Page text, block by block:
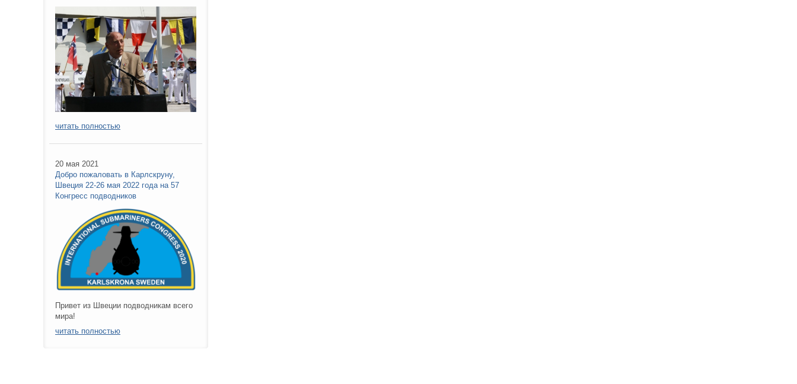
читать полностью
20 мая 2021
Добро пожаловать в Карлскруну,
Швеция 22-26 мая 2022 года на 57
Конгресс подводников
Привет из Швеции подводникам всего
мира!
читать полностью